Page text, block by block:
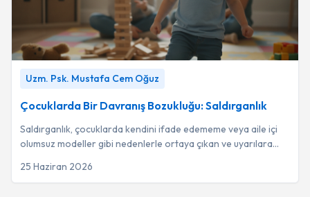
Mustafa Cem Oğuz
Uzm. Psk. Mustafa Cem Oğuz
Çocuklarda Bir Davranış Bozukluğu: Saldırganlık
Saldırganlık, çocuklarda kendini ifade edememe veya aile içi
olumsuz modeller gibi nedenlerle ortaya çıkan ve uyarılara
25 Haziran 2026